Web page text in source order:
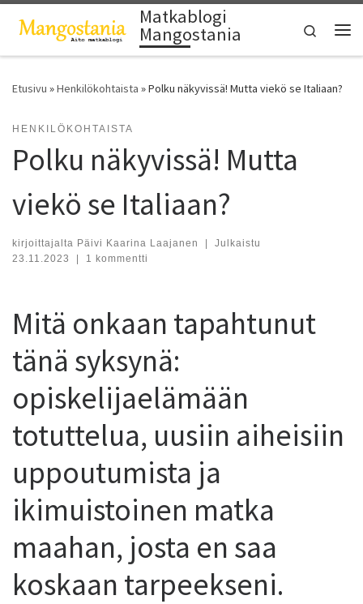
Skip to content Matkablogi
Mangostania
Search
Etusivu »Henkilökohtaista »Polku näkyvissä! Mutta viekö se Italiaan?
HENKILÖKOHTAISTA
Polku näkyvissä! Mutta
viekö se Italiaan?
kirjoittajalta Päivi Kaarina Laajanen
Julkaistu
23.11.2023
1 kommentti
Mitä onkaan tapahtunut
tänä syksynä:
opiskelijaelämään
totuttelua, uusiin aiheisiin
uppoutumista ja
ikimuistoinen matka
maahan, josta en saa
koskaan tarpeekseni.